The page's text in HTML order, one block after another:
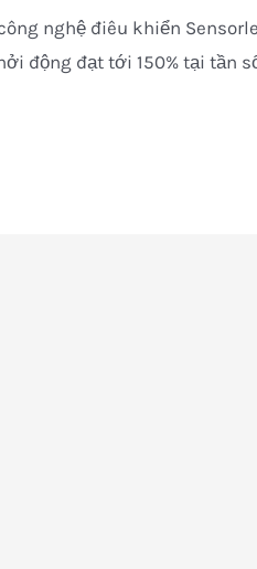
nghệ điêu khiển
động đạt tới 150% tại tần